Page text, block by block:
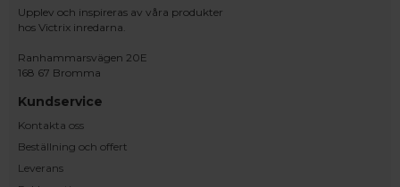
Upplev och inspireras av våra produkter
hos Victrix inredarna.
Ranhammarsvägen 20E
168 67 Bromma
Kundservice
Kontakta oss
Beställning och offert
Leverans